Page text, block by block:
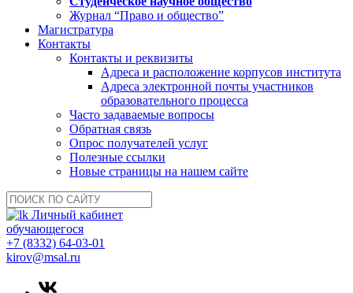
Журнал “Право и общество”
Магистратура
Контакты
Контакты и реквизиты
Адреса и расположение корпусов института
Адреса электронной почты участников
образовательного процесса
Часто задаваемые вопросы
Обратная связь
Опрос получателей услуг
Полезные ссылки
Новые страницы на нашем сайте
Личный кабинет
обучающегося
+7 (8332) 64-03-01
kirov@msal.ru